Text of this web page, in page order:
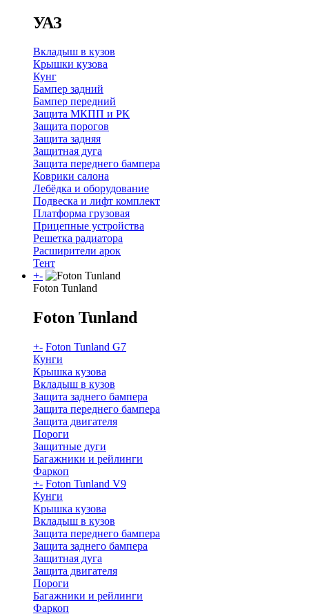
УАЗ
Вкладыш в кузов
Крышки кузова
Кунг
Бампер задний
Бампер передний
Защита МКПП и РК
Защита порогов
Защита задняя
Защитная дуга
Защита переднего бампера
Коврики салона
Лебёдка и оборудование
Подвеска и лифт комплект
Платформа грузовая
Прицепные устройства
Решетка радиатора
Расширители арок
Тент
+-
Foton Tunland
Foton Tunland
+- Foton Tunland G7
Кунги
Крышка кузова
Вкладыш в кузов
Защита заднего бампера
Защита переднего бампера
Защита двигателя
Пороги
Защитные дуги
Багажники и рейлинги
Фаркоп
+- Foton Tunland V9
Кунги
Крышка кузова
Вкладыш в кузов
Защита переднего бампера
Защита заднего бампера
Защитная дуга
Защита двигателя
Пороги
Багажники и рейлинги
Фаркоп